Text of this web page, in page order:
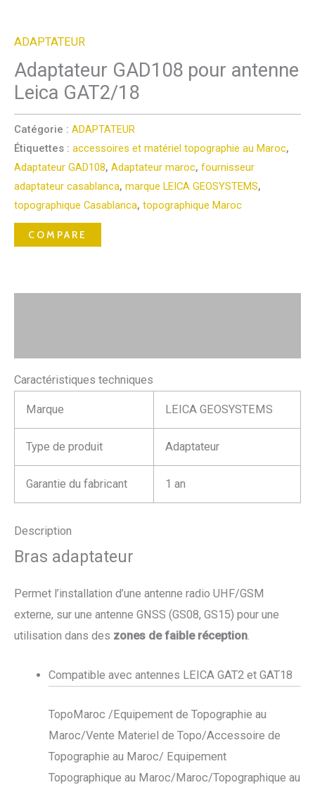
ADAPTATEUR
Adaptateur GAD108 pour antenne
Leica GAT2/18
Catégorie : ADAPTATEUR
Étiquettes : accessoires et matériel topographie au Maroc,
Adaptateur GAD108, Adaptateur maroc, fournisseur
adaptateur casablanca, marque LEICA GEOSYSTEMS,
topographique Casablanca, topographique Maroc
COMPARE
Caractéristiques techniques
Marque LEICA GEOSYSTEMS
Type de produit Adaptateur
Garantie du fabricant 1 an
Description
Bras adaptateur
Permet l’installation d’une antenne radio UHF/GSM
externe, sur une antenne GNSS (GS08, GS15) pour une
utilisation dans des zones de faible réception.
Compatible avec antennes LEICA GAT2 et GAT18
TopoMaroc /Equipement de Topographie au
Maroc/Vente Materiel de Topo/Accessoire de
Topographie au Maroc/ Equipement
Topographique au Maroc/Maroc/Topographique au